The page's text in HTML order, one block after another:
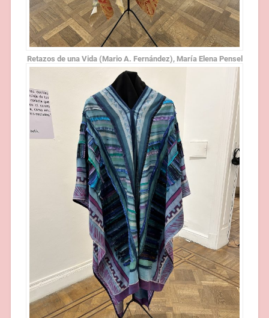
Retazos de una Vida (Mario A. Fernández), María Elena Pensel